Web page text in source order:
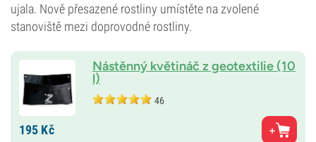
ujala. Nově přesazené rostliny umístěte na zvolené
stanoviště mezi doprovodné rostliny.
Nástěnný květináč z geotextilie (10
l)
46
195 Kč